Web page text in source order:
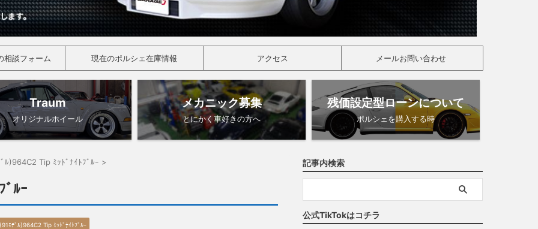
相談フォーム 現在のポルシェ在庫情報 アクセス メールお問い合わせ
Traum
オリジナルホイール
メカニック募集
とにかく車好きの方へ
残価設定型ローンについて
ポルシェを購入する時
ﾙ)964C2 Tip ﾐｯﾄﾞﾅｲﾄﾌﾞﾙｰ >
ﾞﾙｰ
ﾓﾃﾞﾙ)964C2 Tip ﾐｯﾄﾞﾅｲﾄﾌﾞﾙｰ
記事内検索
公式TikTokはコチラ